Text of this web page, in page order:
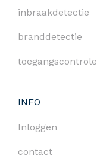
inbraakdetectie
branddetectie
toegangscontrole
INFO
Inloggen
contact